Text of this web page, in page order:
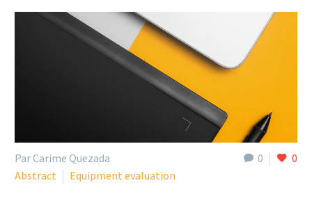
0 0
Par Carime Quezada
Abstract
Equipment evaluation